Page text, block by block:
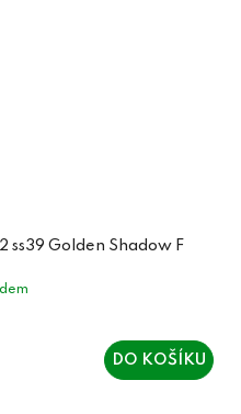
ss39 Golden Shadow F
DO KOŠÍKU